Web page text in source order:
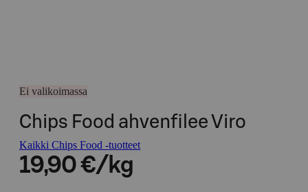
Ei valikoimassa
Chips Food ahvenfilee Viro
Kaikki Chips Food -tuotteet
19,90 €/kg